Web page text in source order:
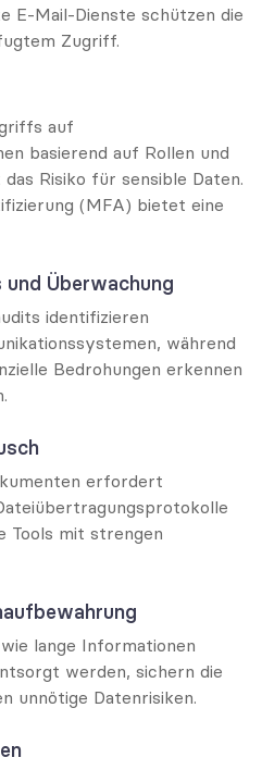
E-Mail-Dienste schützen die
Zugriff.
auf
basierend auf Rollen und
Risiko für sensible Daten.
(MFA) bietet eine
Überwachung
identifizieren
während
Bedrohungen erkennen
erfordert
Tools mit strengen
lange Informationen
werden, sichern die
unnötige Datenrisiken.